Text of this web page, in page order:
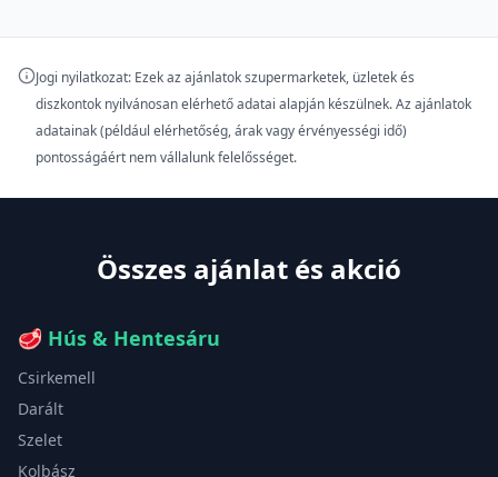
Jogi nyilatkozat: Ezek az ajánlatok szupermarketek, üzletek és
diszkontok nyilvánosan elérhető adatai alapján készülnek. Az ajánlatok
adatainak (például elérhetőség, árak vagy érvényességi idő)
pontosságáért nem vállalunk felelősséget.
Összes ajánlat és akció
🥩 Hús & Hentesáru
Csirkemell
Darált
Szelet
Kolbász